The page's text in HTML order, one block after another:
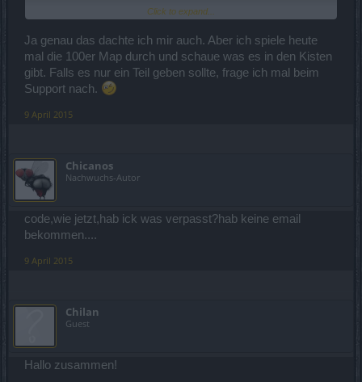
Click to expand...
Ja genau das dachte ich mir auch. Aber ich spiele heute
mal die 100er Map durch und schaue was es in den Kisten
gibt. Falls es nur ein Teil geben sollte, frage ich mal beim
Support nach.
9 April 2015
Chicanos
Nachwuchs-Autor
code,wie jetzt,hab ick was verpasst?hab keine email
bekommen....
9 April 2015
Chilan
Guest
Hallo zusammen!